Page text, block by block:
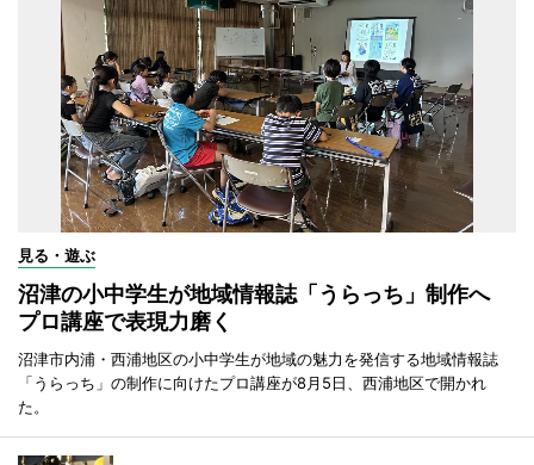
見る・遊ぶ
沼津の小中学生が地域情報誌「うらっち」制作へ
プロ講座で表現力磨く
沼津市内浦・西浦地区の小中学生が地域の魅力を発信する地域情報誌
「うらっち」の制作に向けたプロ講座が8月5日、西浦地区で開かれ
た。